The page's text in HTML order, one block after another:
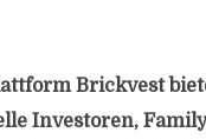
Brickvest
Investoren,